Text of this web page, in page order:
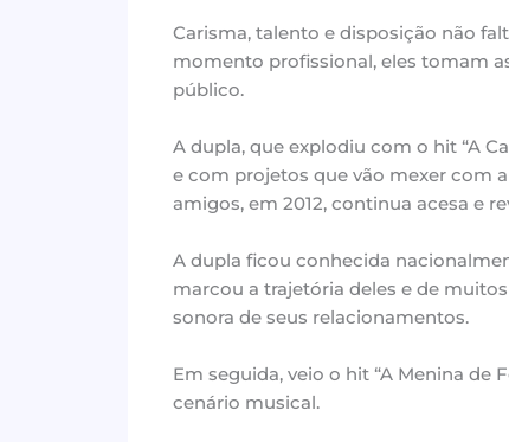
Carisma, talento e disposição não
momento profissional, eles tomam
público.
A dupla, que explodiu com o hit “A
e com projetos que vão mexer com
amigos, em 2012, continua acesa e
A dupla ficou conhecida
marcou a trajetória deles e de
sonora de seus relacionamentos.
Em seguida, veio o hit “A Menina de
cenário musical.